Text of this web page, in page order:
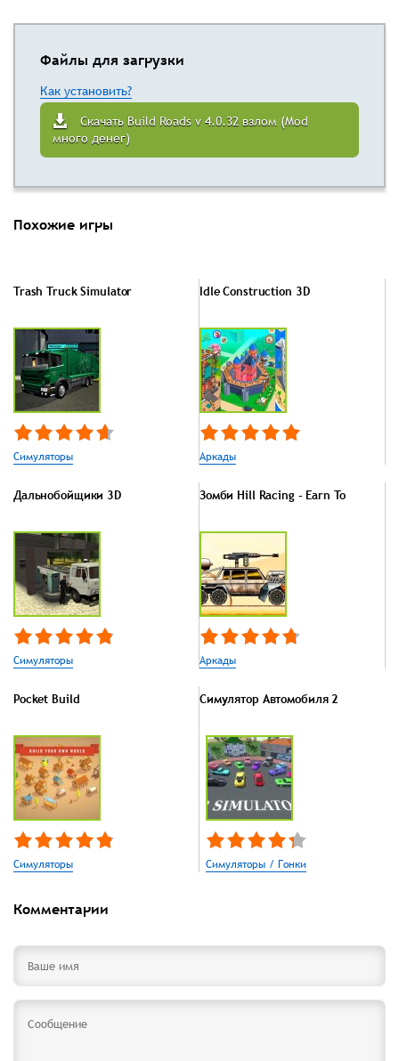
Файлы для загрузки
Как установить?
Скачать Build Roads v 4.0.32 взлом (Mod
много денег)
Похожие игры
Trash Truck Simulator
Симуляторы
Idle Construction 3D
Аркады
Дальнобойщики 3D
Симуляторы
Зомби Hill Racing - Earn To
Аркады
Pocket Build
Симуляторы
Симулятор Автомобиля 2
Симуляторы / Гонки
Комментарии